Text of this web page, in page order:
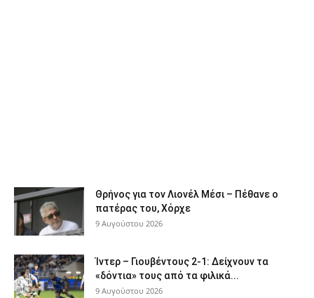
Θρήνος για τον Λιονέλ Μέσι – Πέθανε ο
πατέρας του, Χόρχε
9 Αυγούστου 2026
Ίντερ – Γιουβέντους 2-1: Δείχνουν τα
«δόντια» τους από τα φιλικά...
9 Αυγούστου 2026